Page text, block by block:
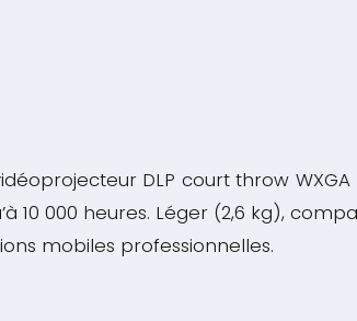
DLP court throw
10 000 heures. Léger (2,6 kg),
mobiles professionnelles.